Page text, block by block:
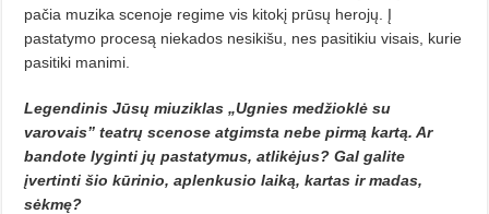
pačia muzika scenoje regime vis kitokį prūsų herojų. Į
pastatymo procesą niekados nesikišu, nes pasitikiu visais, kurie
pasitiki manimi.
Legendinis Jūsų miuziklas „Ugnies medžioklė su
varovais” teatrų scenose atgimsta nebe pirmą kartą. Ar
bandote lyginti jų pastatymus, atlikėjus? Gal galite
įvertinti šio kūrinio, aplenkusio laiką, kartas ir madas,
sėkmę?